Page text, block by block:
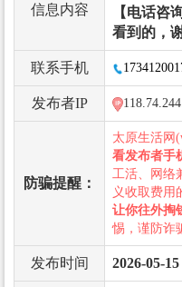
信息内容
【电话咨
看到的，
联系手机
发布者IP
防骗提醒：
太原生活网
看发布者手
工活、网络
义收取费用
让你往外掏
惕，谨防诈
发布时间 2026-05-